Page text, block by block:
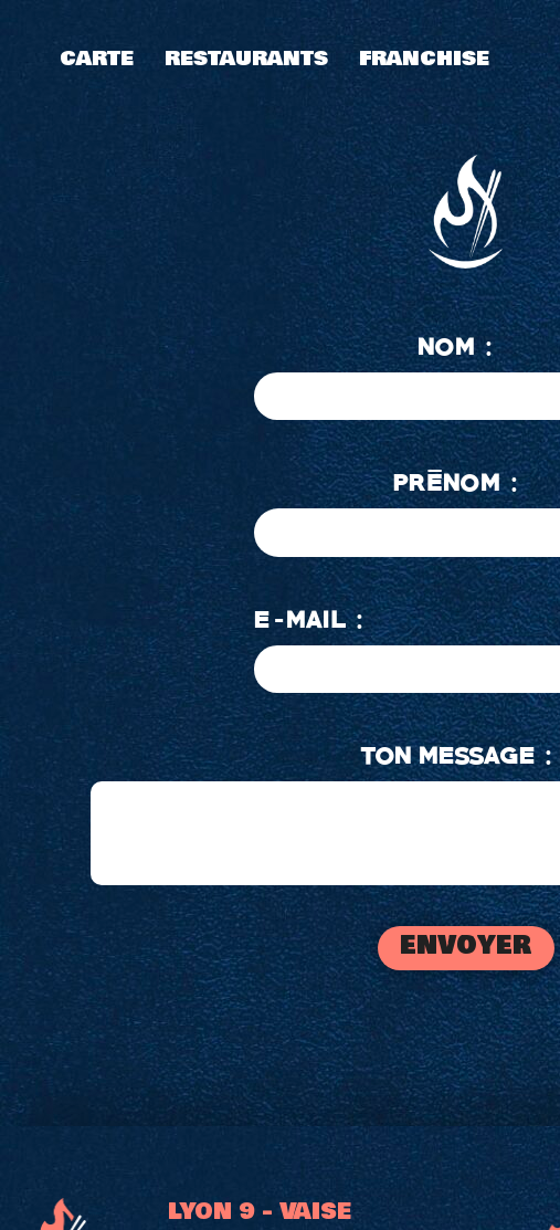
CARTE RESTAURANTS FRANCHISE
NOM :
PRÉNOM :
E-MAIL :
TON MESSAGE :
envoyer
LYON 9 - VAISE